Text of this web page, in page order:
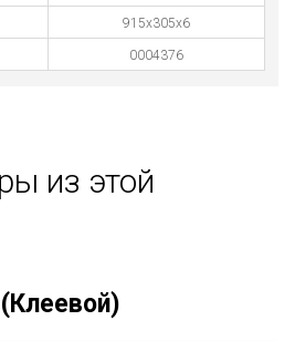
915x305x6
0004376
из этой
(Клеевой)